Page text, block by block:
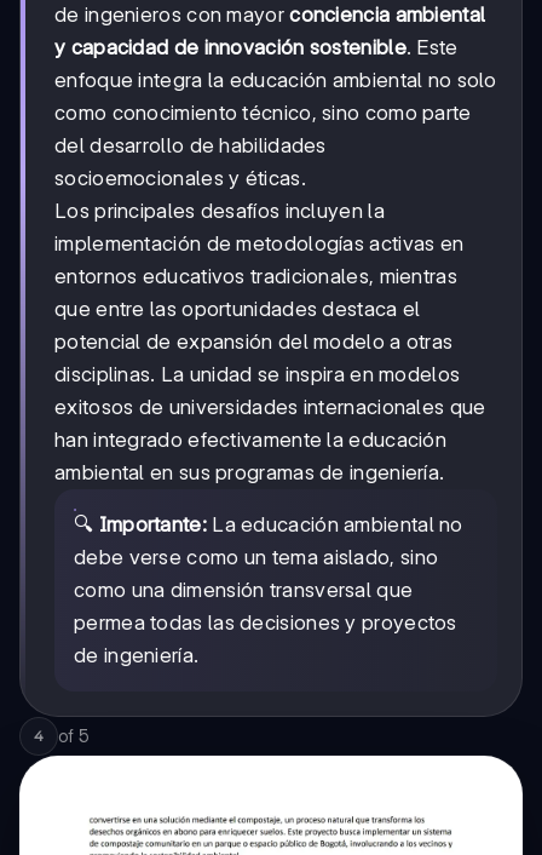
de ingenieros con mayorconciencia ambiental
y capacidad de innovación sostenible. Este
enfoque integra la educación ambiental no solo
como conocimiento técnico, sino como parte
del desarrollo de habilidades
socioemocionales y éticas.
Los principales desafíos incluyen la
implementación de metodologías activas en
entornos educativos tradicionales, mientras
que entre las oportunidades destaca el
potencial de expansión del modelo a otras
disciplinas. La unidad se inspira en modelos
exitosos de universidades internacionales que
han integrado efectivamente la educación
ambiental en sus programas de ingeniería.
🔍 Importante:La educación ambiental no
debe verse como un tema aislado, sino
como una dimensión transversal que
permea todas las decisiones y proyectos
de ingeniería.
4 of 5